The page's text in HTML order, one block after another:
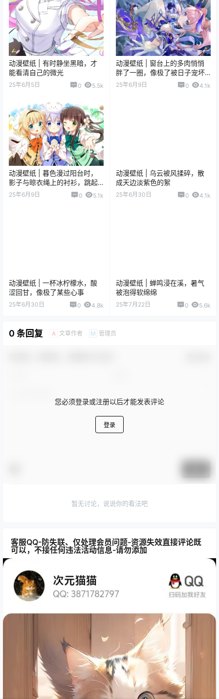
动漫壁纸 | 有时静坐黑暗，才
能看清自己的微光
25年6月5日 0 5.5k
动漫壁纸 | 窗台上的多肉悄悄
胖了一圈，像极了被日子宠坏
的我们
25年6月9日 0 4.1k
动漫壁纸 | 暮色漫过阳台时，
影子与晾衣绳上的衬衫，跳起
笨拙的圆舞曲
25年6月9日 0 5.1k
动漫壁纸 | 乌云被风揉碎，散
成天边淡紫色的絮
25年6月30日 0 4.1k
动漫壁纸 | 一杯冰柠檬水，酸
涩回甘，像极了某些心事
25年6月30日 0 4.8k
动漫壁纸 | 蝉鸣浸在溪，暑气
被泡得软绵绵
25年7月22日 0 5.6k
0 条回复 A 文章作者 M 管理员
您必须登录或注册以后才能发表评论
登录
暂无讨论，说说你的看法吧
客服QQ-防失联、仅处理会员问题-资源失效直接评论既
可以，不接任何违法活动信息-请勿添加